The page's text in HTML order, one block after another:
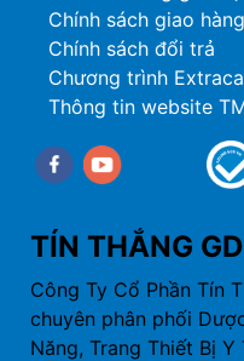
Chính sách giao
Chính sách đổi trả
Chương trình
Thông tin website
Facebookyoutube
TÍN THẮNG
Công Ty Cổ Phần Tín
chuyên phân phối
Năng, Trang Thiết Bị